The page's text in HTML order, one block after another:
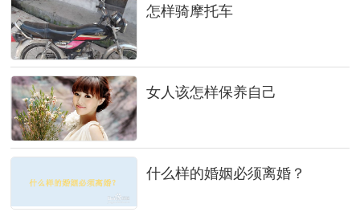
怎样骑摩托车
女人该怎样保养自己
什么样的婚姻必须离婚？